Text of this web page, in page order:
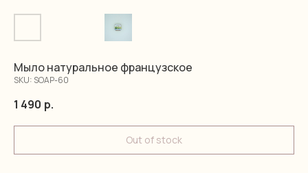
Мыло натуральное французское
SKU: SOAP-60
1 490 р.
Out of stock